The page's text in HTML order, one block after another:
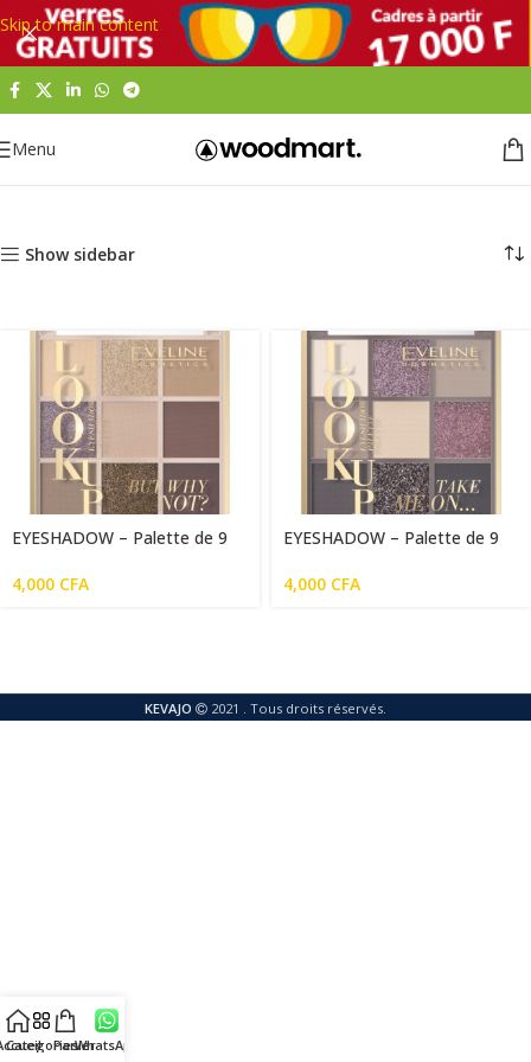
Skip to main content
Menu
Show sidebar
EYESHADOW – Palette de 9
4,000 CFA
EYESHADOW – Palette de 9
On
4,000 CFA
KEVAJO 2021 . Tous droits réservés.
Categories
PanierWhatsApp